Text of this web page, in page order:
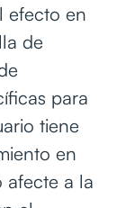
efecto en
de
para
tiene
en
afecte a la